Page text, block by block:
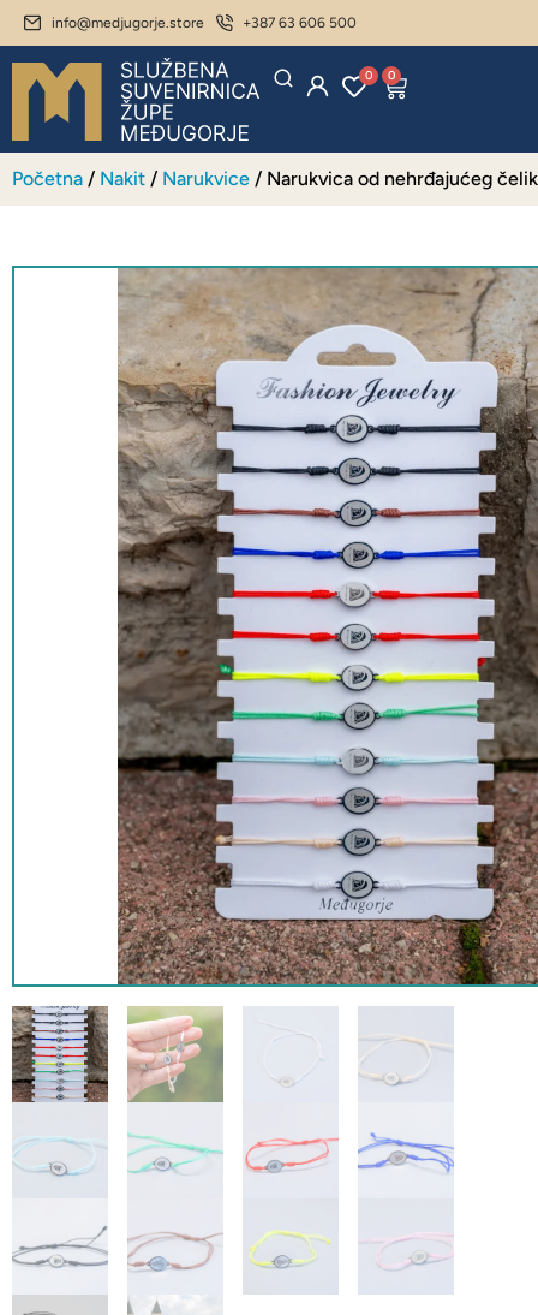
info@medjugorje.store +387 63 606 500
0 0
Početna / Nakit / Narukvice / Narukvica od nehrđajućeg